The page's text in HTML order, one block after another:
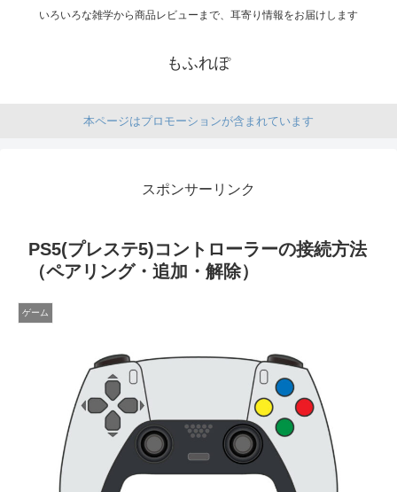
いろいろな雑学から商品レビューまで、耳寄り情報をお届けします
もふれぽ
本ページはプロモーションが含まれています
スポンサーリンク
PS5(プレステ5)コントローラーの接続方法
（ペアリング・追加・解除）
ゲーム